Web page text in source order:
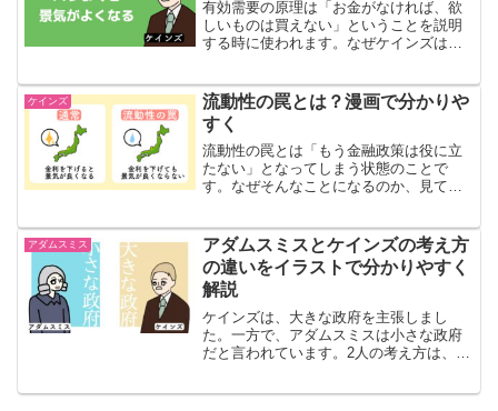
有効需要の原理は「お金がなければ、欲
しいものは買えない」ということを説明
する時に使われます。なぜケインズは有
インズが生きてた時代のアメリカは、み
んな貧しくて「パンを買い...
ケインズ
流動性の罠とは？漫画で分かりや
すく
流動性の罠とは「もう金融政策は役に立
たない」となってしまう状態のことで
す。なぜそんなことになるのか、見てい
「設備投資(民間投資)をする人」を指して
る場合と、「債券を買う人...
アダムスミス
アダムスミスとケインズの考え方
の違いをイラストで分かりやすく
解説
ケインズは、大きな政府を主張しまし
た。一方で、アダムスミスは小さな政府
だと言われています。2人の考え方は、ど